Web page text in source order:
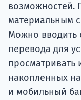
возможностей.
материальным
Можно вводить
перевода для
просматривать
накопленных
и мобильный